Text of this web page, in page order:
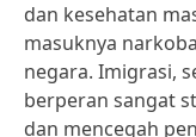
dan kesehatan
masuknya
negara. Imigrasi,
berperan sangat
dan mencegah